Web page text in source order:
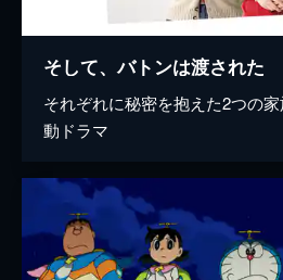
そして、バトンは渡された
それぞれに秘密を抱えた2つの
動ドラマ